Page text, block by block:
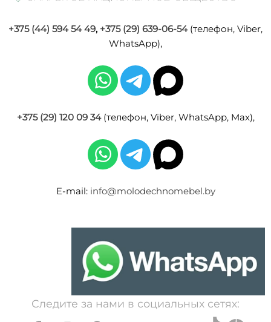
+375 (44) 594 54 49, +375 (29) 639-06-54(телефон, Viber,
WhatsApp),
+375 (29) 120 09 34(телефон, Viber, WhatsApp, Max),
E-mail: info@molodechnomebel.by
Следите за нами в социальных сетях: